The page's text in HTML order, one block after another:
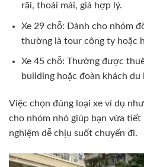
rãi, thoải mái, giá hợp lý.
Xe 29 chỗ: Dành cho nhóm
thường là tour công ty hoặc
Xe 45 chỗ: Thường được
building hoặc đoàn khách du
Việc chọn đúng loại xe ví dụ
cho nhóm nhỏ giúp bạn vừa
nghiệm dễ chịu suốt chuyến đi.